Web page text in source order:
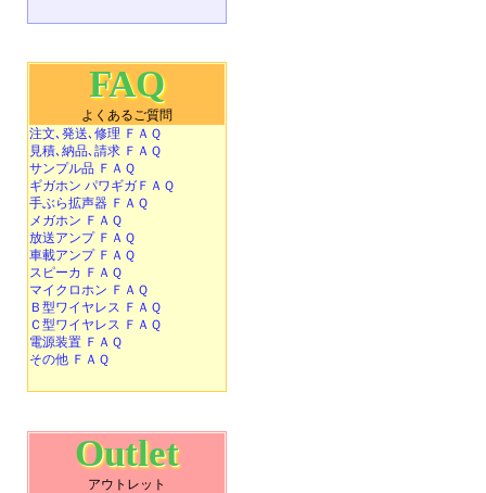
FAQ
よくあるご質問
注文､発送､修理 ＦＡＱ
見積､納品､請求 ＦＡＱ
サンプル品 ＦＡＱ
ギガホン パワギガＦＡＱ
手ぶら拡声器 ＦＡＱ
メガホン ＦＡＱ
放送アンプ ＦＡＱ
車載アンプ ＦＡＱ
スピーカ ＦＡＱ
マイクロホン ＦＡＱ
Ｂ型ワイヤレス ＦＡＱ
Ｃ型ワイヤレス ＦＡＱ
電源装置 ＦＡＱ
その他 ＦＡＱ
Outlet
アウトレット